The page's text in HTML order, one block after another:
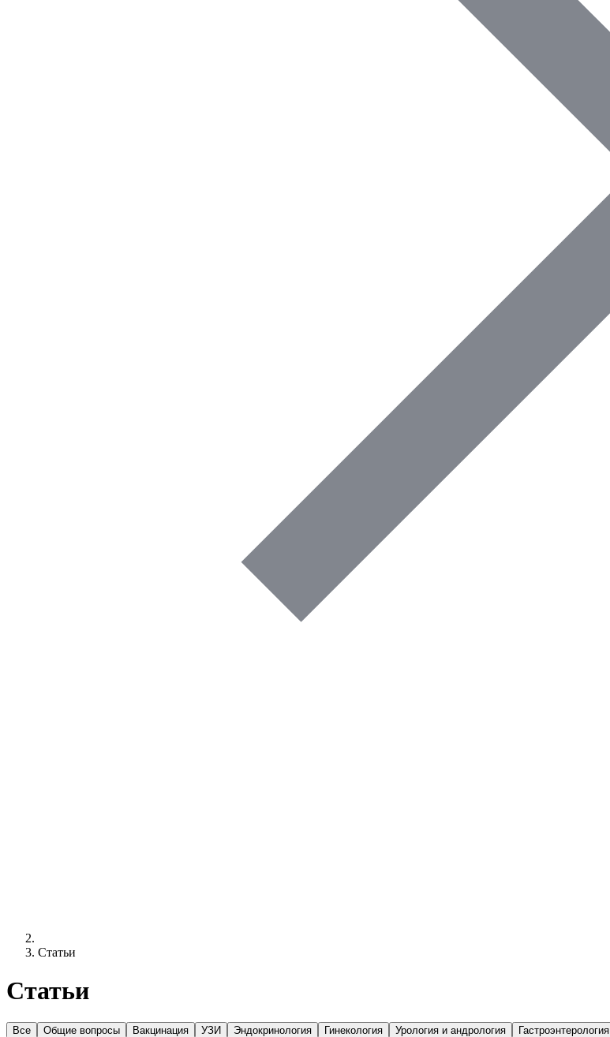
Статьи
Статьи
Все Общие вопросы Вакцинация УЗИ Эндокринология Гинекология Урология и андрология Гастроэнтерология